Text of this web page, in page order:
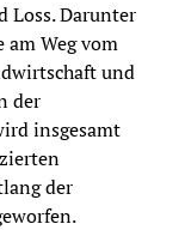
Loss. Darunter
Weg vom
und
der
insgesamt
der